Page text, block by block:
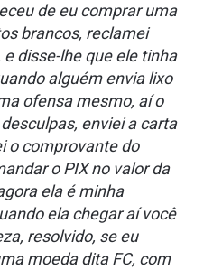
de eu comprar uma
brancos, reclamei
disse-lhe que ele tinha
alguém envia lixo
ofensa mesmo, aí o
enviei a carta
o comprovante do
o PIX no valor da
ela é minha
ela chegar aí você
resolvido, se eu
moeda dita FC, com